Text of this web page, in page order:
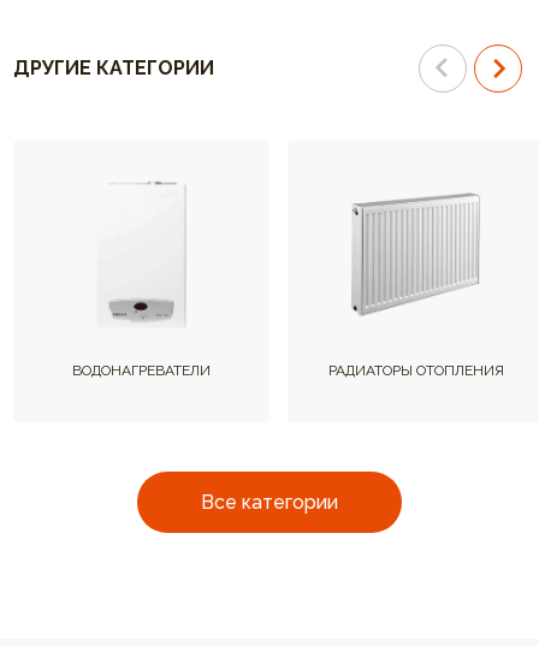
ДРУГИЕ КАТЕГОРИИ
Все категории
ВОДОНАГРЕВАТЕЛИ РАДИАТОРЫ ОТОПЛЕНИЯ